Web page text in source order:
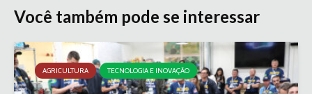
Você também pode se interessar
AGRICULTURA TECNOLOGIA E INOVAÇÃO